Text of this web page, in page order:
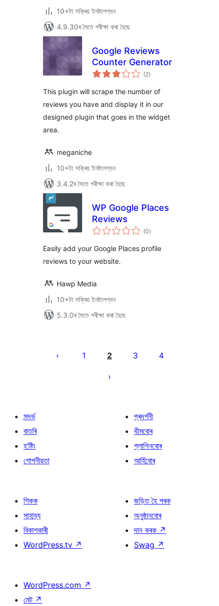
10+টা সক্ৰিয় ইনষ্টলেশ্যন
4.9.30ৰ সৈতে পৰীক্ষা কৰা হৈছে
Google Reviews
Counter Generator
(2টা
মুঠ)
This plugin will scrape the number of
reviews you have and display it in our
designed plugin that goes in the widget
area.
meganiche
10+টা সক্ৰিয় ইনষ্টলেশ্যন
3.4.2ৰ সৈতে পৰীক্ষা কৰা হৈছে
WP Google Places
Reviews
(0টা
মুঠ)
Easily add your Google Places profile
reviews to your website.
Hawp Media
10+টা সক্ৰিয় ইনষ্টলেশ্যন
5.3.0ৰ সৈতে পৰীক্ষা কৰা হৈছে
পৃষ্ঠাকৰণ
1 2 3 4
সন্দৰ্ভ
বাতৰি
হ’ষ্টিং
গোপনীয়তা
প্ৰদৰ্শনী
থীমবোৰ
প্লাগিনবোৰ
আৰ্হিবোৰ
শিকক
সাহায্য
বিকাশকাৰী
WordPress.tv ↗
জড়িত হৈ পৰক
অনুষ্ঠানবোৰ
দান কৰক ↗
Swag ↗
WordPress.com ↗
মেট ↗